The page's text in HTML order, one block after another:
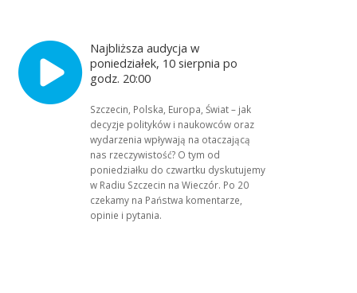
Najbliższa audycja w
poniedziałek, 10 sierpnia po
godz. 20:00
Szczecin, Polska, Europa, Świat – jak
decyzje polityków i naukowców oraz
wydarzenia wpływają na otaczającą
nas rzeczywistość? O tym od
poniedziałku do czwartku dyskutujemy
w Radiu Szczecin na Wieczór. Po 20
czekamy na Państwa komentarze,
opinie i pytania.